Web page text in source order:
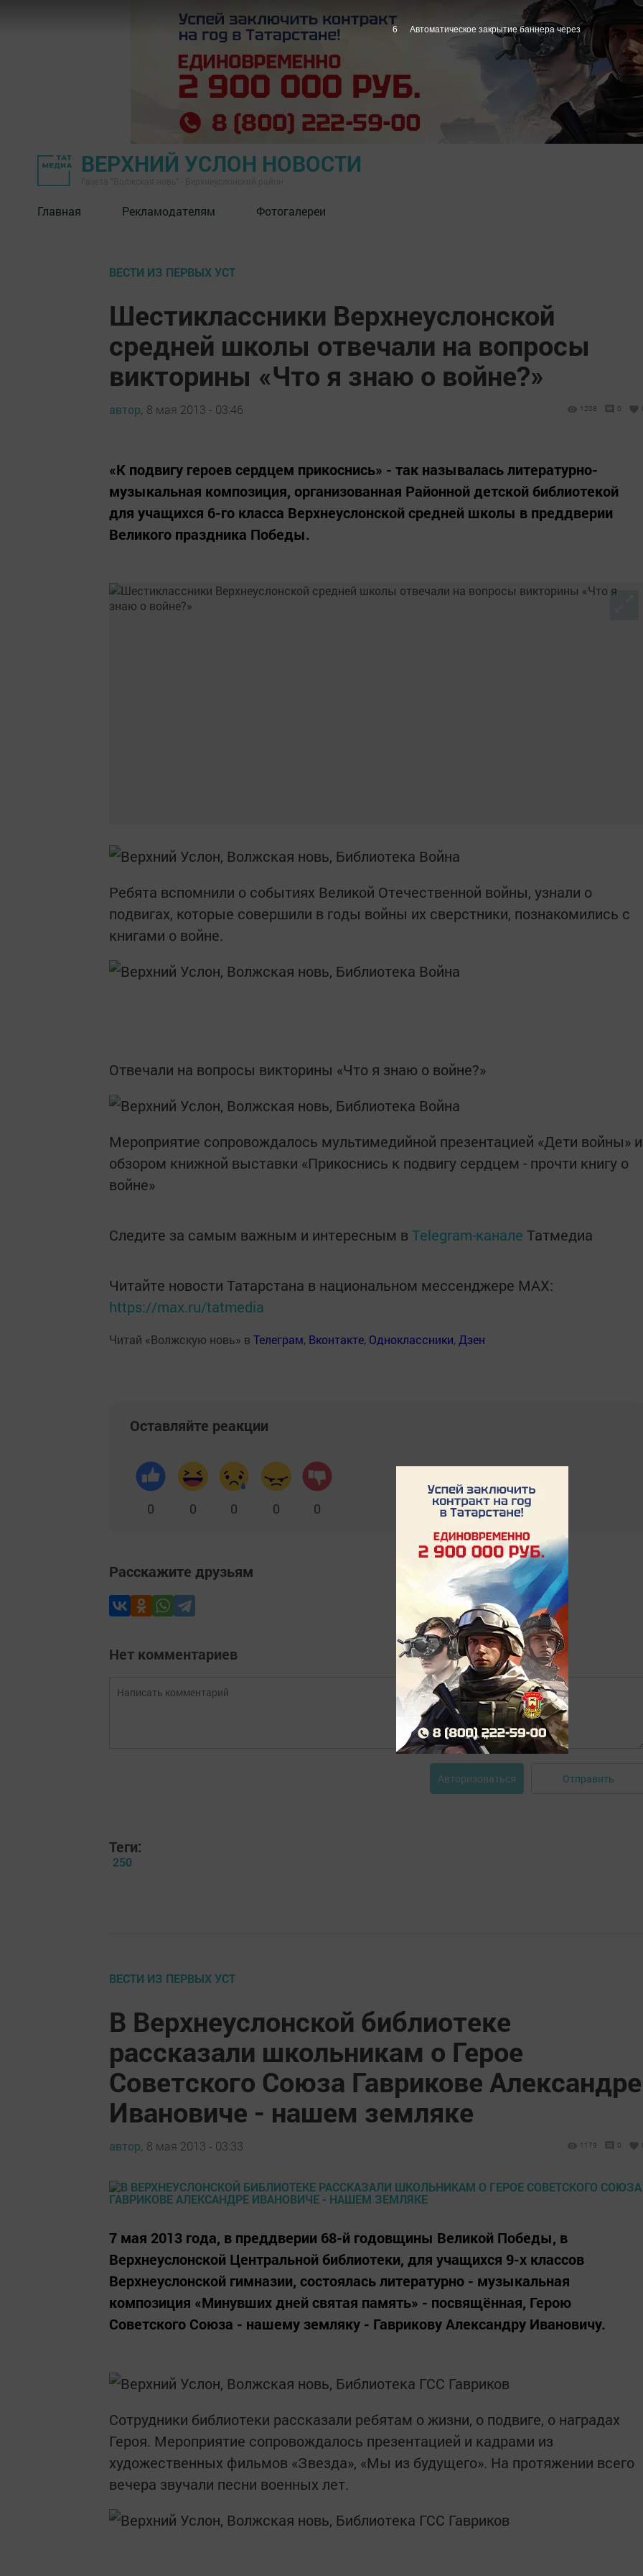
ВЕРХНИЙ УСЛОН НОВОСТИ
Главная Рекламодателям Фотогалереи
ВЕСТИ ИЗ ПЕРВЫХ УСТ
Шестиклассники Верхнеуслонской
средней школы отвечали на вопросы
викторины «Что я знаю о войне?»
автор, 8 мая 2013 - 03:46 1208 0
«К подвигу героев сердцем прикоснись» - так называлась литературно-
музыкальная композиция, организованная Районной детской библиотекой
для учащихся 6-го класса Верхнеуслонской средней школы в преддверии
Великого праздника Победы.
Ребята вспомнили о событиях Великой Отечественной войны, узнали о
подвигах, которые совершили в годы войны их сверстники, познакомились с
книгами о войне.
Отвечали на вопросы викторины «Что я знаю о войне?»
Мероприятие сопровождалось мультимедийной презентацией «Дети войны» и
обзором книжной выставки «Прикоснись к подвигу сердцем - прочти книгу о
войне»
Следите за самым важным и интересным в Telegram-канале Татмедиа
Читайте новости Татарстана в национальном мессенджере MАХ:
https://max.ru/tatmedia
Читай «Волжскую новь» в Телеграм, Вконтакте, Одноклассники, Дзен
Оставляйте реакции
0 0 0 0 0
Расскажите друзьям
Нет комментариев
Авторизоваться Отправить
Теги:
250
ВЕСТИ ИЗ ПЕРВЫХ УСТ
В Верхнеуслонской библиотеке
рассказали школьникам о Герое
Советского Союза Гаврикове Александре
Ивановиче - нашем земляке
автор, 8 мая 2013 - 03:33 1179 0
7 мая 2013 года, в преддверии 68-й годовщины Великой Победы, в
Верхнеуслонской Центральной библиотеки, для учащихся 9-х классов
Верхнеуслонской гимназии, состоялась литературно - музыкальная
композиция «Минувших дней святая память» - посвящённая, Герою
Советского Союза - нашему земляку - Гаврикову Александру Ивановичу.
Сотрудники библиотеки рассказали ребятам о жизни, о подвиге, о наградах
Героя. Мероприятие сопровождалось презентацией и кадрами из
художественных фильмов «Звезда», «Мы из будущего». На протяжении всего
вечера звучали песни военных лет.
5 Автоматическое закрытие баннера через